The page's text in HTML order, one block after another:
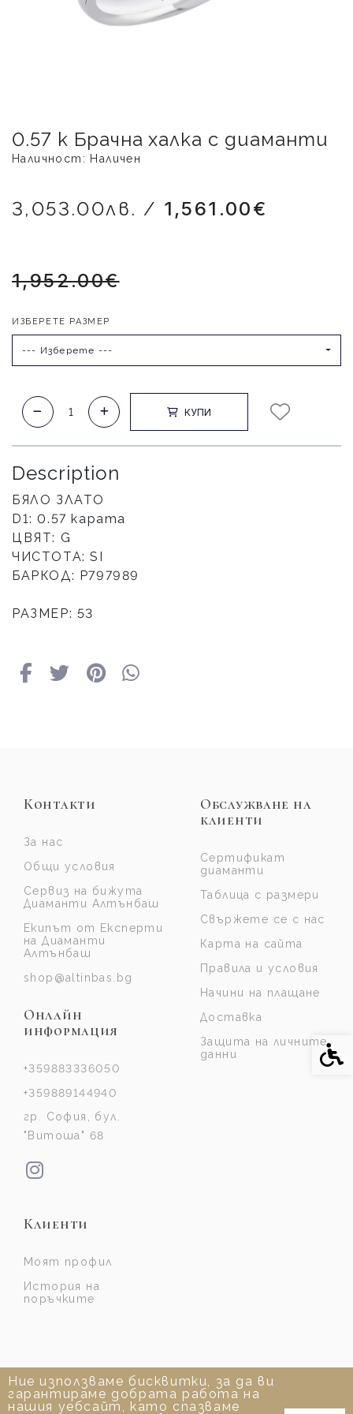
0.57 k Брачна халка с диаманти
Наличност: Наличен
3,053.00лв. / 1,561.00€
1,952.00€
ИЗБЕРЕТЕ РАЗМЕР
--- Изберете ---
КУПИ
Description
БЯЛО ЗЛАТО
D1: 0.57 карата
ЦВЯТ: G
ЧИСТОТА: SI
БАРКОД: P797989
РАЗМЕР: 53
Ние използваме бисквитки, за да ви
гарантираме добрата работа на
нашия уебсайт, като спазваме
Контакти
За нас
Общи условия
Сервиз на бижута
Диаманти Алтънбаш
Екипът от Експерти
на Диаманти
Алтънбаш
shop@altinbas.bg
Онлайн
информация
+359883336050
+359889144940
гр. София, бул.
"Витоша" 68
Обслужване на
клиенти
Сертификат
диаманти
Таблица с размери
Свържете се с нас
Карта на сайта
Правила и условия
Начини на плащане
Доставка
Защита на личните
данни
Клиенти
Моят профил
История на
поръчките